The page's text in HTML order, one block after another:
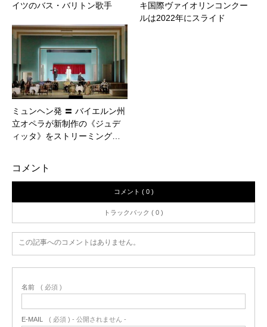
イツのバス・バリトン歌手
キ国際ヴァイオリンコンクー
ルは2022年にスライド
ミュンヘン発 〓 バイエルン州
立オペラが新制作の《ジュデ
ィッタ》をストリーミング…
コメント
コメント ( 0 )
トラックバック ( 0 )
この記事へのコメントはありません。
名前 ( 必須 )
E-MAIL ( 必須 ) - 公開されません -